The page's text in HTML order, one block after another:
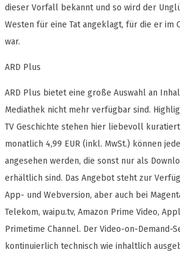
dieser Vorfall bekannt und so wird der
Westen für eine Tat angeklagt, für die er im
war.
ARD Plus
ARD Plus bietet eine große Auswahl an
Mediathek nicht mehr verfügbar sind.
TV Geschichte stehen hier liebevoll
monatlich 4,99 EUR (inkl. MwSt.) können
angesehen werden, die sonst nur als
erhältlich sind. Das Angebot steht zur
App- und Webversion, aber auch bei
Telekom, waipu.tv, Amazon Prime Video,
Primetime Channel. Der Video-on-Demand-
kontinuierlich technisch wie inhaltlich